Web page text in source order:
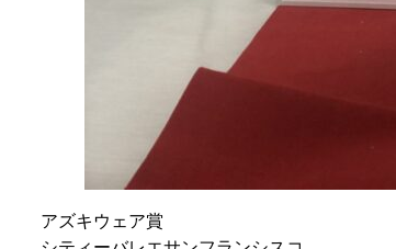
アズキウェア賞